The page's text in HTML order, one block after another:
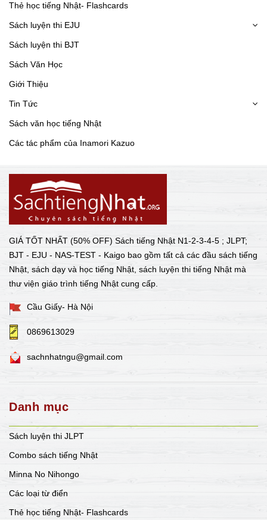
Thẻ học tiếng Nhật- Flashcards
Sách luyện thi EJU
Sách luyện thi BJT
Sách Văn Học
Giới Thiệu
Tin Tức
Sách văn học tiếng Nhật
Các tác phẩm của Inamori Kazuo
GIÁ TỐT NHẤT (50% OFF) Sách tiếng Nhật N1-2-3-4-5 ; JLPT;
BJT - EJU - NAS-TEST - Kaigo bao gồm tất cả các đầu sách tiếng
Nhật, sách dạy và học tiếng Nhật, sách luyện thi tiếng Nhật mà
thư viện giáo trình tiếng Nhật cung cấp.
Cầu Giấy- Hà Nội
0869613029
sachnhatngu@gmail.com
Danh mục
Sách luyện thi JLPT
Combo sách tiếng Nhật
Minna No Nihongo
Các loại từ điển
Thẻ học tiếng Nhật- Flashcards